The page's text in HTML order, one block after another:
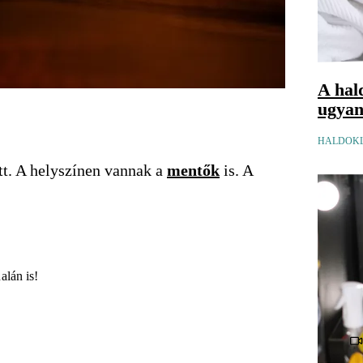
A helyszínen vannak a mentők is. A
is!
A